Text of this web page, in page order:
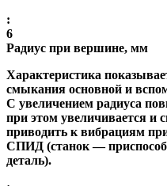
:
6
Радиус при вершине, мм
Характеристика
смыкания основной и
С увеличением радиуса
при этом увеличивается и
приводить к вибрациям
СПИД (станок —
деталь).